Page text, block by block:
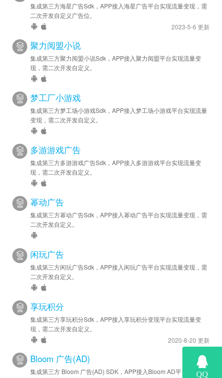
集成第三方海星广告Sdk，APP接入海星广告平台实现流量变现，需
二次开发自定义广告位。
2023-5-6 更新
聚力阅盟小说
集成第三方聚力阅盟小说Sdk，APP接入聚力阅盟平台实现流量变
现，需二次开发自定义。
梦工厂小游戏
集成第三方梦工场小游戏Sdk，APP接入梦工场小游戏平台实现流量
变现，需二次开发自定义。
多游游戏广告
集成第三方多游游戏广告Sdk，APP接入多游游戏平台实现流量变
现，需二次开发自定义。
幂动广告
集成第三方幂动广告Sdk，APP接入幂动广告平台实现流量变现，需
二次开发自定义。
闲玩广告
集成第三方闲玩广告Sdk，APP接入闲玩广告平台实现流量变现，需
二次开发自定义。
享玩积分
集成第三方享玩积分Sdk，APP接入享玩积分变现平台实现流量变
现，需二次开发自定义。
2020-8-20 更新
Bloom 广告(AD)
集成第三方 Bloom 广告(AD) SDK，APP接入Bloom AD平台实现流